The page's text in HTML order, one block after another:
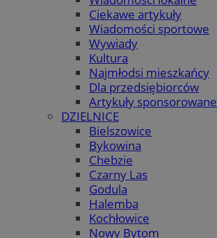
Ciekawe artykuły
Wiadomości sportowe
Wywiady
Kultura
Najmłodsi mieszkańcy
Dla przedsiębiorców
Artykuły sponsorowane
DZIELNICE
Bielszowice
Bykowina
Chebzie
Czarny Las
Godula
Halemba
Kochłowice
Nowy Bytom